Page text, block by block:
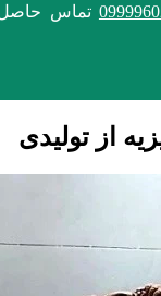
تماس
از تولیدی